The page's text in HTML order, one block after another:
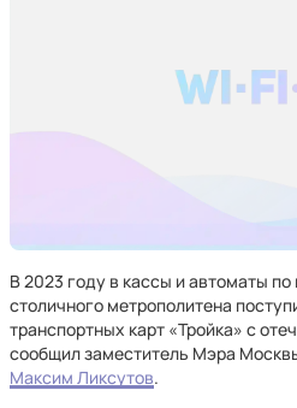
В 2023 году в кассы и автоматы
столичного метрополитена
транспортных карт «Тройка» с
сообщил заместитель Мэра
Максим Ликсутов.